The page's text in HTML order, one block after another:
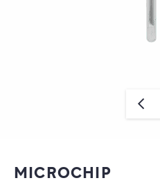
MICROCHIP